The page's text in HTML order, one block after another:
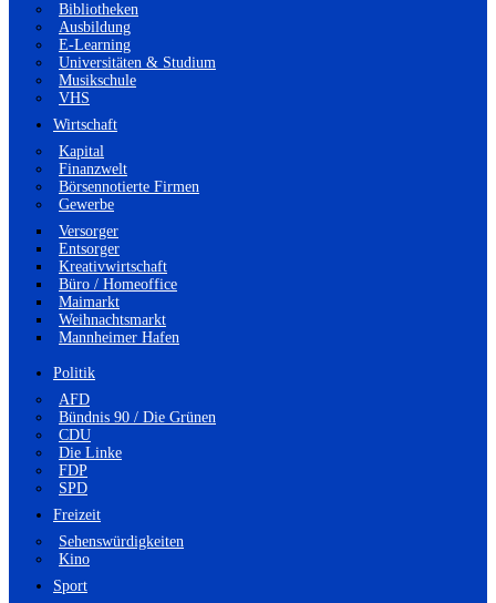
Bibliotheken
Ausbildung
E-Learning
Universitäten & Studium
Musikschule
VHS
Wirtschaft
Kapital
Finanzwelt
Börsennotierte Firmen
Gewerbe
Versorger
Entsorger
Kreativwirtschaft
Büro / Homeoffice
Maimarkt
Weihnachtsmarkt
Mannheimer Hafen
Politik
AFD
Bündnis 90 / Die Grünen
CDU
Die Linke
FDP
SPD
Freizeit
Sehenswürdigkeiten
Kino
Sport